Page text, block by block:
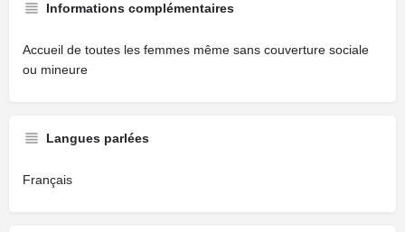
Informations complémentaires
Accueil de toutes les femmes même sans couverture sociale
ou mineure
Langues parlées
Français